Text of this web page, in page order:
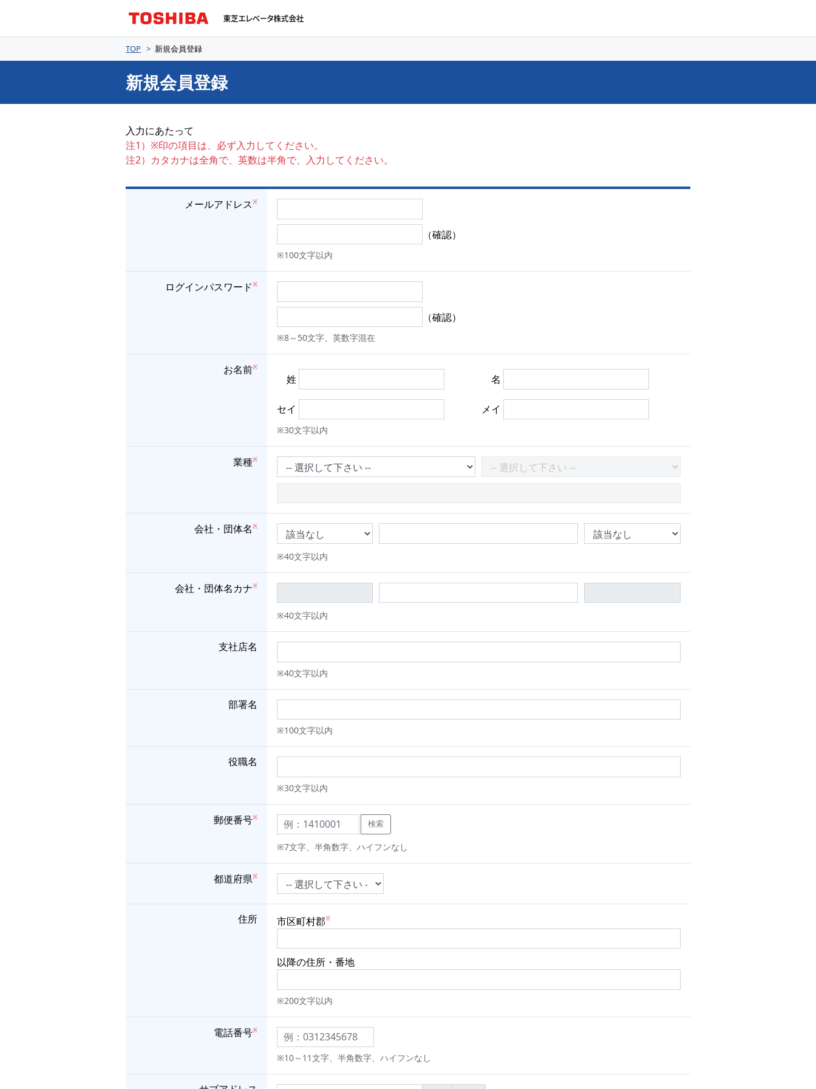
TOP 新規会員登録
新規会員登録
入力にあたって
注1）※印の項目は、必ず入力してください。
注2）カタカナは全角で、英数は半角で、入力してください。
メールアドレス
（確認）
※100文字以内
ログインパスワード
（確認）
※8～50文字、英数字混在
お名前
姓 名
セイ メイ
※30文字以内
業種
会社・団体名
※40文字以内
会社・団体名カナ
※40文字以内
支社店名
※40文字以内
部署名
※100文字以内
役職名
※30文字以内
郵便番号
※7文字、半角数字、ハイフンなし
都道府県
住所 市区町村郡
以降の住所・番地
※200文字以内
電話番号
※10～11文字、半角数字、ハイフンなし